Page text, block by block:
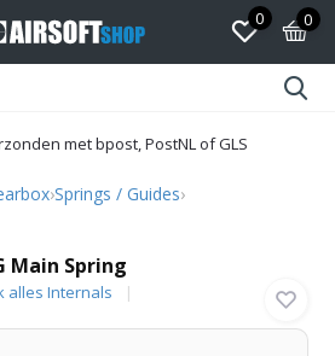
0 0
met bpost, PostNL of GLS
›Springs / Guides›
Main Spring
alles Internals